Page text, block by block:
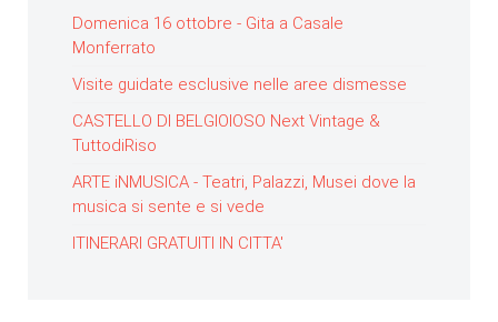
Domenica 16 ottobre - Gita a Casale
Monferrato
Visite guidate esclusive nelle aree dismesse
CASTELLO DI BELGIOIOSO Next Vintage &
TuttodiRiso
ARTE iNMUSICA - Teatri, Palazzi, Musei dove la
musica si sente e si vede
ITINERARI GRATUITI IN CITTA'